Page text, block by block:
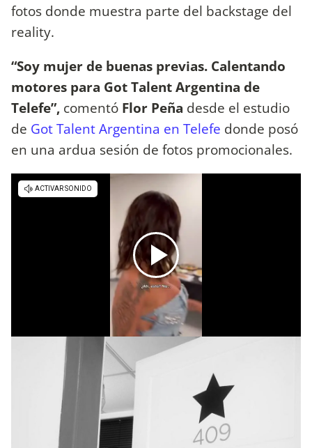
fotos donde muestra parte del backstage del
reality.
“Soy mujer de buenas previas. Calentando
motores para Got Talent Argentina de
Telefe”, comentó Flor Peña desde el estudio
de Got Talent Argentina en Telefe donde posó
en una ardua sesión de fotos promocionales.